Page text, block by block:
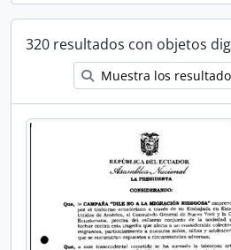
320 resultados con objetos
Muestra los